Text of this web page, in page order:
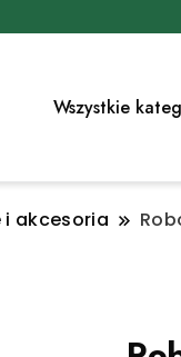
Wszystkie
i akcesoria